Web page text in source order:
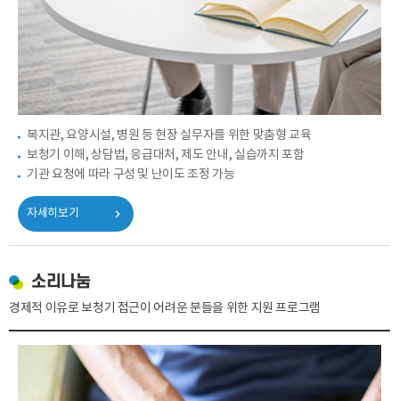
복지관, 요양시설, 병원 등 현장 실무자를 위한 맞춤형 교육
보청기 이해, 상담법, 응급대처, 제도 안내, 실습까지 포함
기관 요청에 따라 구성 및 난이도 조정 가능
자세히보기
소리나눔
경제적 이유로 보청기 접근이 어려운 분들을 위한 지원 프로그램
바로 예약하기
이름
연락처
센터
예약날짜